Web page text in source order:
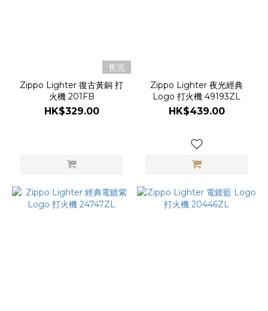
售完
Zippo Lighter 復古黃銅 打
火機 201FB
HK$329.00
Zippo Lighter 夜光經典
Logo 打火機 49193ZL
HK$439.00